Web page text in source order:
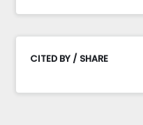
CITED BY / SHARE